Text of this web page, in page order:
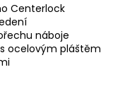
Centerlock
náboje
ocelovým pláštěm